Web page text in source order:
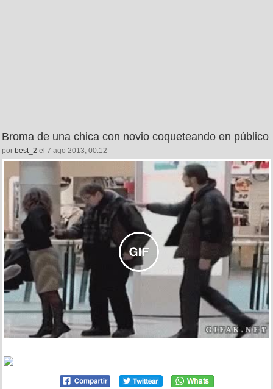
Broma de una chica con novio coqueteando en público
por best_2 el 7 ago 2013, 00:12